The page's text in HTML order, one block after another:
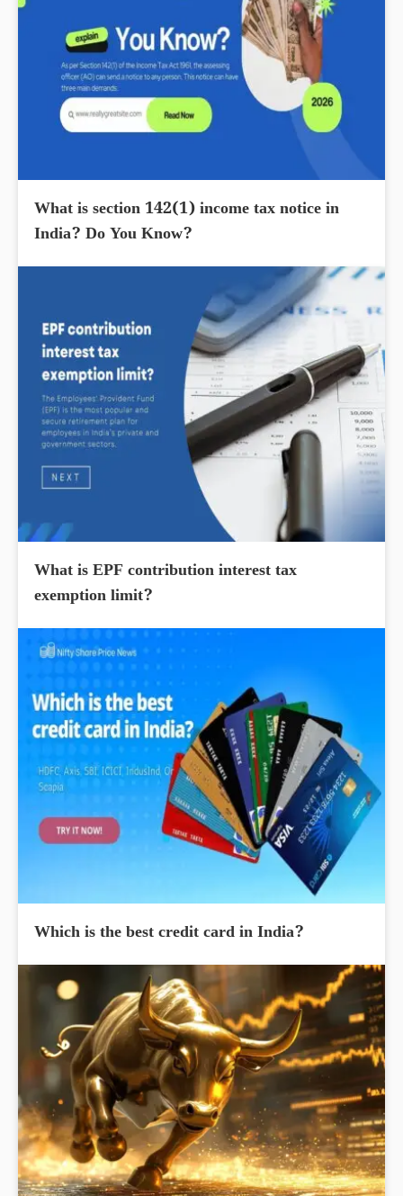
What is section 142(1) income tax notice in
India? Do You Know?
What is EPF contribution interest tax
exemption limit?
Which is the best credit card in India?